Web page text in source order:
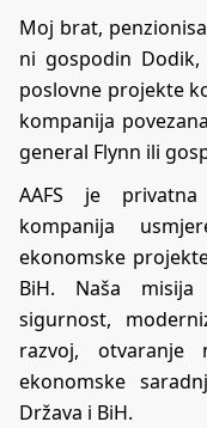
Moj brat,
ni gospodin
poslovne projekte
kompanija
general Flynn ili
AAFS je
kompanija
ekonomske
BiH. Naša
sigurnost,
razvoj,
ekonomske
Država i BiH.